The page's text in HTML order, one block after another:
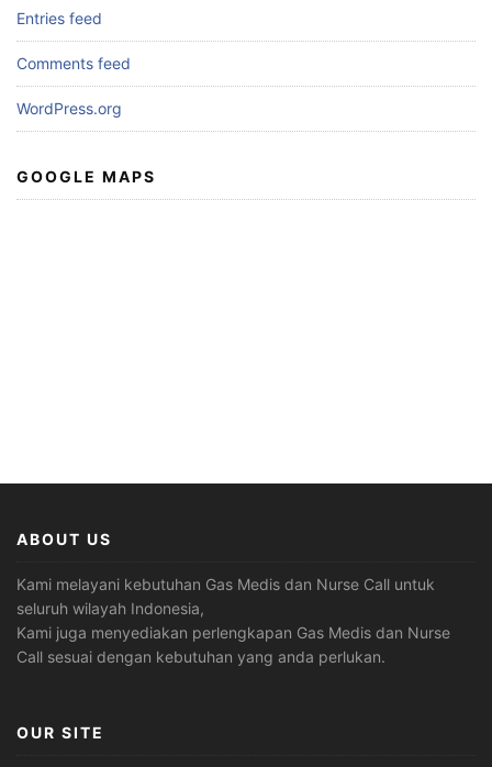
Entries feed
Comments feed
WordPress.org
GOOGLE MAPS
ABOUT US
Kami melayani kebutuhan Gas Medis dan Nurse Call untuk
seluruh wilayah Indonesia,
Kami juga menyediakan perlengkapan Gas Medis dan Nurse
Call sesuai dengan kebutuhan yang anda perlukan.
OUR SITE